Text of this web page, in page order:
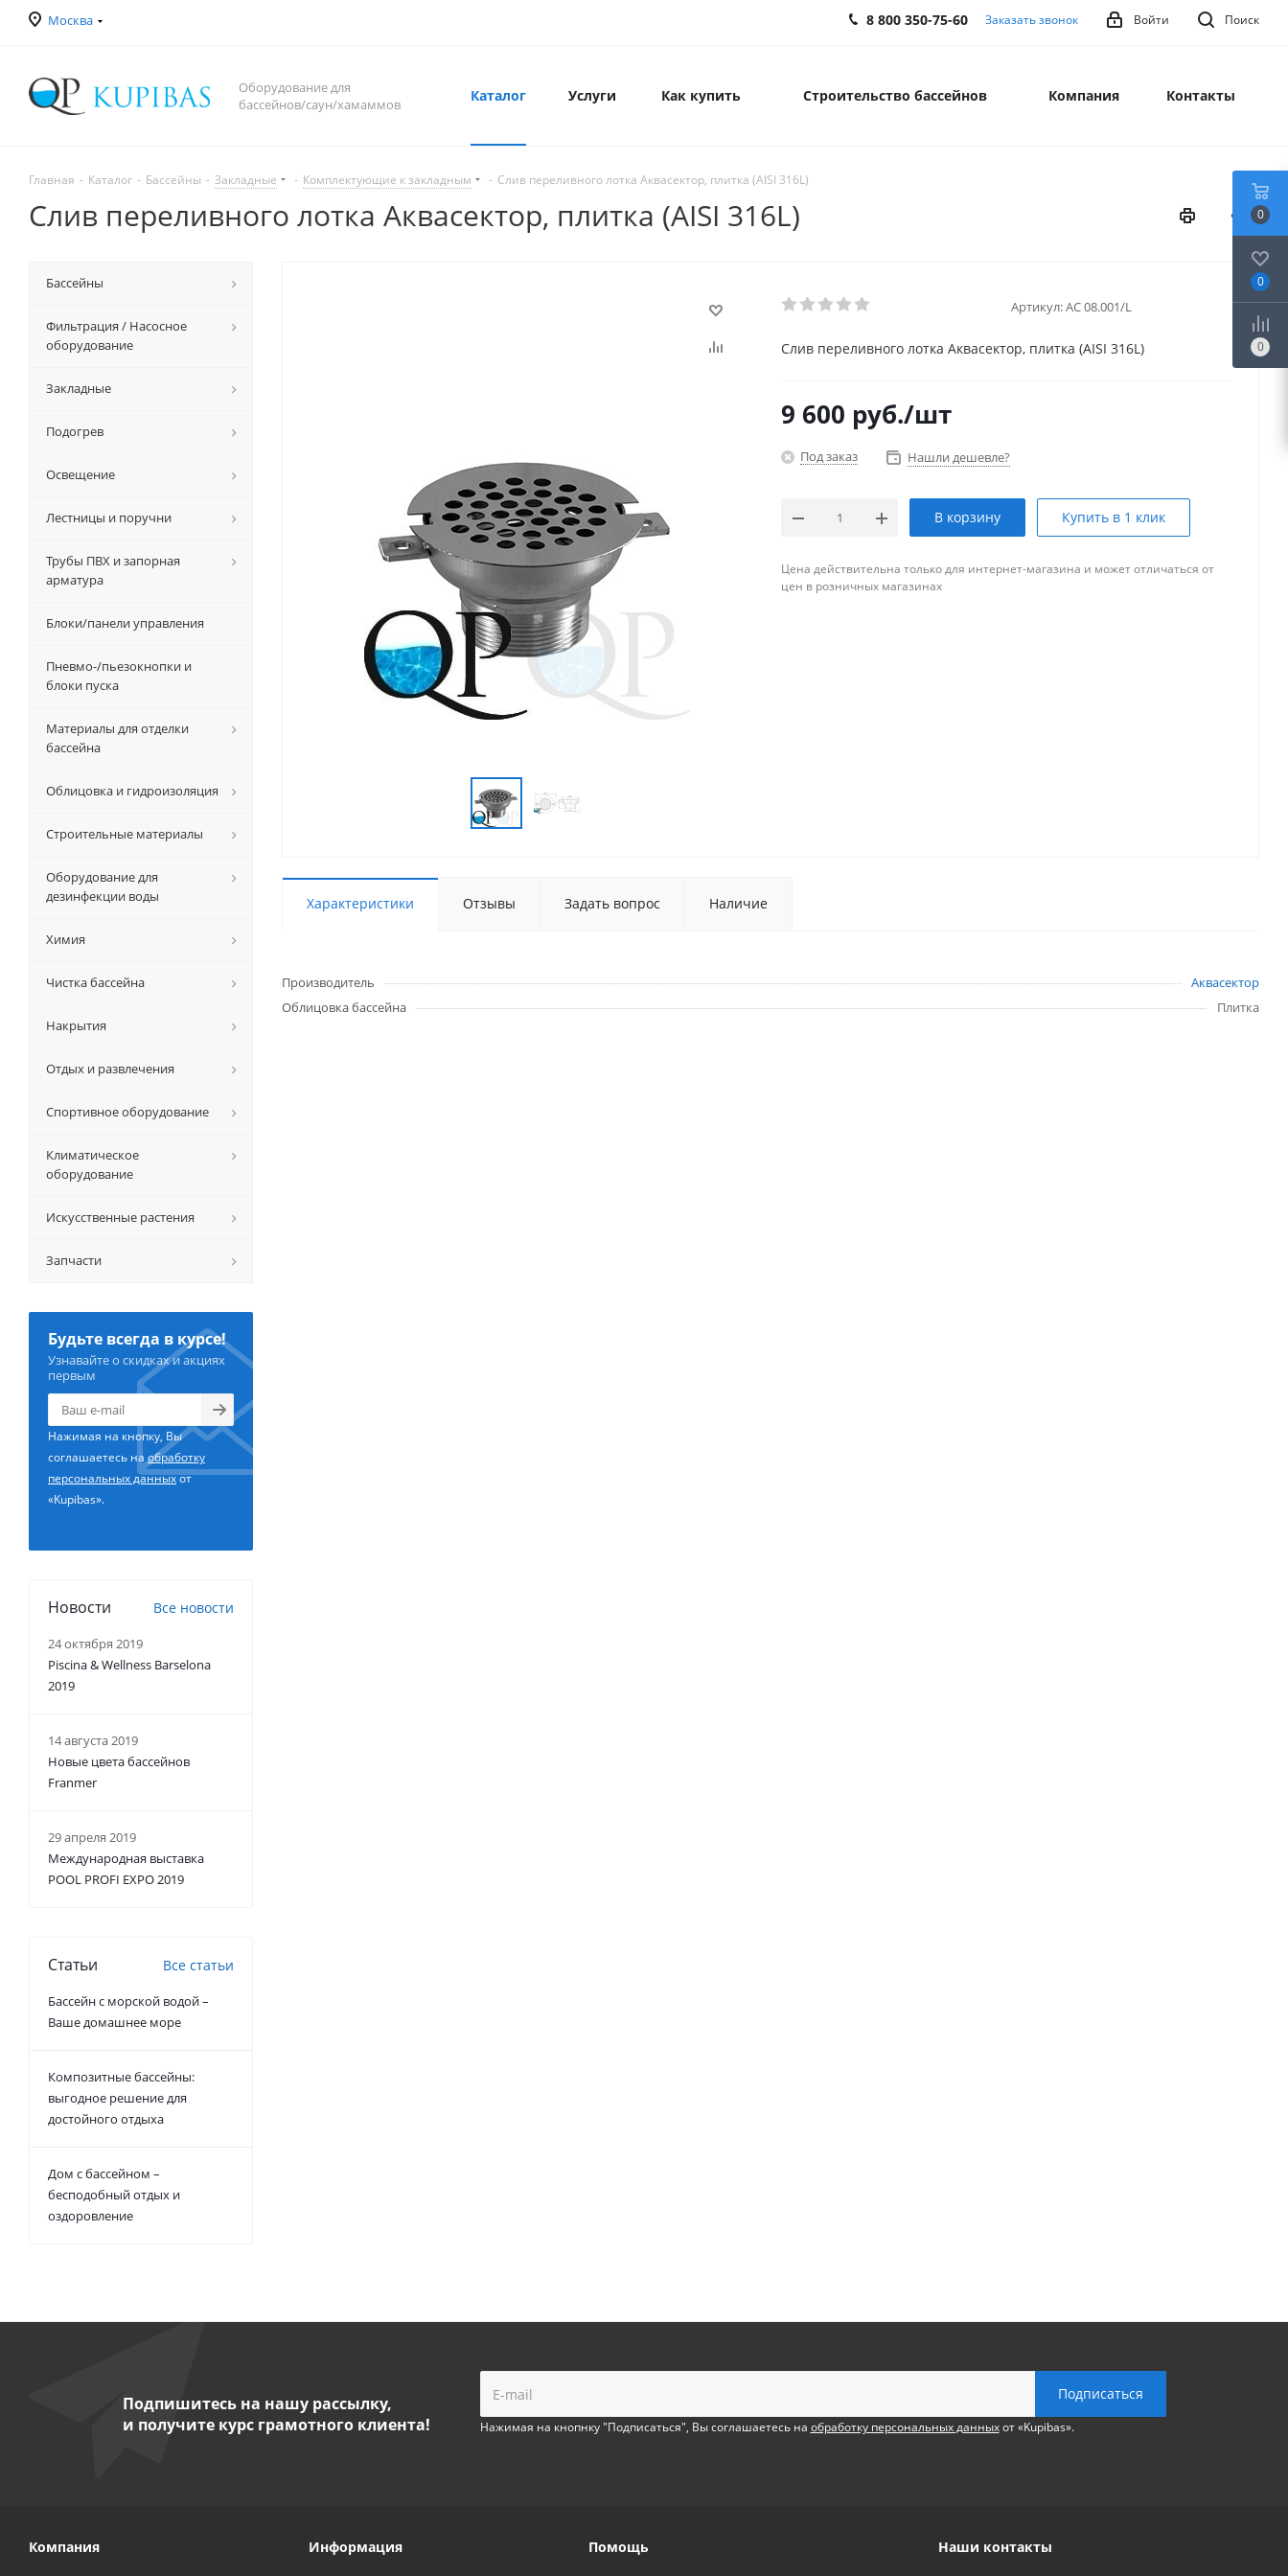
Москва Поиск
Войти
8 800 350-75-60 Заказать звонок
Оборудование для
бассейнов/саун/хамаммов
Каталог Услуги Как купить Строительство бассейнов Компания Контакты
Главная - Каталог - Бассейны - Закладные - Комплектующие к закладным - Слив переливного лотка Аквасектор, плитка (AISI 316L)
Слив переливного лотка Аквасектор, плитка (AISI 316L)
Артикул:АС 08.001/L
Слив переливного лотка Аквасектор, плитка (AISI 316L)
9 600 руб./шт
Под заказ Нашли дешевле?
В корзину Купить в 1 клик
Цена действительна только для интернет-магазина и может отличаться от
цен в розничных магазинах
Характеристики Отзывы Задать вопрос Наличие
Производитель
Аквасектор
Облицовка бассейна
Плитка
Бассейны
Фильтрация / Насосное
оборудование
Закладные
Подогрев
Освещение
Лестницы и поручни
Трубы ПВХ и запорная
арматура
Блоки/панели управления
Пневмо-/пьезокнопки и
блоки пуска
Материалы для отделки
бассейна
Облицовка и гидроизоляция
Строительные материалы
Оборудование для
дезинфекции воды
Химия
Чистка бассейна
Накрытия
Отдых и развлечения
Спортивное оборудование
Климатическое
оборудование
Искусственные растения
Запчасти
Будьте всегда в курсе!
Узнавайте о скидках и акциях
первым
Нажимая на кнопку, Вы
соглашаетесь наобработку
персональных данныхот
«Kupibas».
Новости Все новости
24 октября 2019
Piscina & Wellness Barselona
2019
14 августа 2019
Новые цвета бассейнов
Franmer
29 апреля 2019
Международная выставка
POOL PROFI EXPO 2019
Статьи Все статьи
Бассейн с морской водой –
Ваше домашнее море
Композитные бассейны:
выгодное решение для
достойного отдыха
Дом с бассейном –
бесподобный отдых и
оздоровление
Подпишитесь на нашу рассылку,
и получите курс грамотного клиента!
Нажимая на кнопнку "Подписаться", Вы соглашаетесь на обработку персональных данныхот «Kupibas».
Компания Информация Помощь Наши контакты
0
0
0